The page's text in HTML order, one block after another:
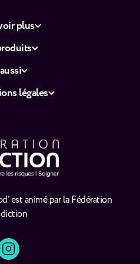
est animé par la Fédération
plus
légales